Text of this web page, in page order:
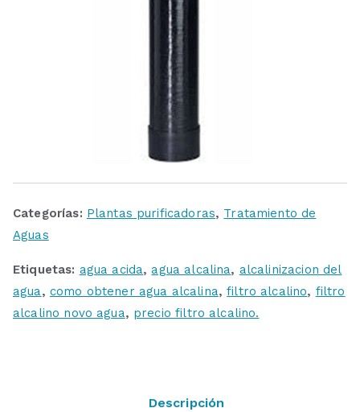
Categorías: Plantas purificadoras, Tratamiento de
Aguas
Etiquetas: agua acida,agua alcalina, alcalinizacion del
agua, como obtener agua alcalina,filtro alcalino, filtro
alcalino novo agua, precio filtro alcalino.
Descripción